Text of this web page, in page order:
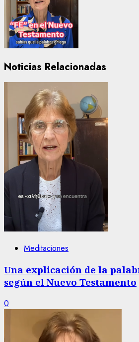
Noticias Relacionadas
Meditaciones
Una explicación de la
según el Nuevo Testamento
0